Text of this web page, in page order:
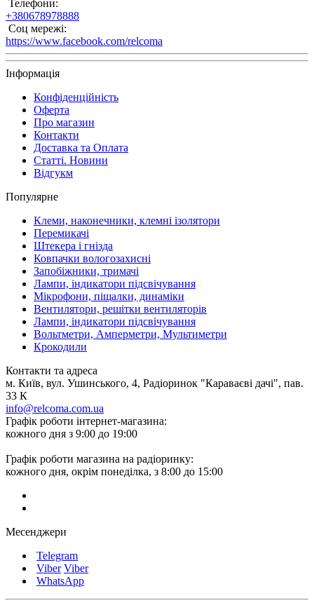
Телефони:
+380678978888
Соц мережі:
https://www.facebook.com/relcoma
Інформація
Конфіденційність
Оферта
Про магазин
Контакти
Доставка та Оплата
Статті. Новини
Відгукм
Популярне
Клеми, наконечники, клемні ізолятори
Перемикачі
Штекера і гнізда
Ковпачки вологозахисні
Запобіжники, тримачі
Лампи, індикатори підсвічування
Мікрофони, піщалки, динаміки
Вентилятори, решітки вентиляторів
Лампи, індикатори підсвічування
Вольтметри, Амперметри, Мультиметри
Крокодили
Контакти та адреса
м. Київ, вул. Ушинського, 4, Радіоринок "Караваєві дачі", пав.
33 К
info@relcoma.com.ua
Графік роботи інтернет-магазина:
кожного дня з 9:00 до 19:00
Графік роботи магазина на радіоринку:
кожного дня, окрім понеділка, з 8:00 до 15:00
Месенджери
Telegram
Viber Viber
WhatsApp